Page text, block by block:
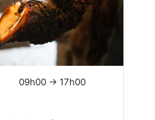
09h00 → 17h00